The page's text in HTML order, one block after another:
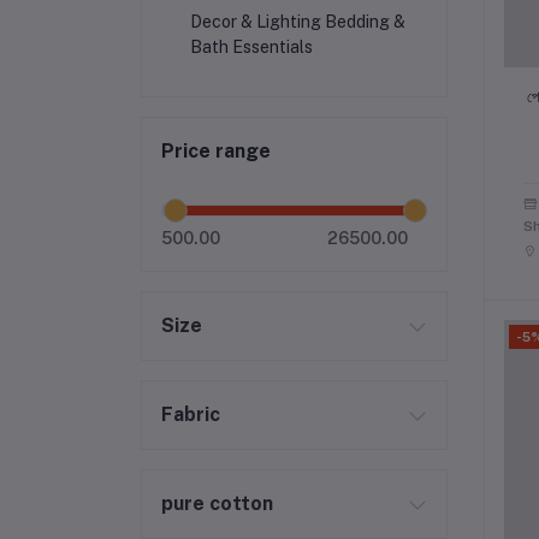
Decor & Lighting ​Bedding &
Bath Essentials
Price range
500.00 26500.00
Size
Fabric
pure cotton
-